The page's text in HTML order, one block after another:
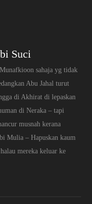
Suci
sahaja yg tidak
Abu Jahal turut
di Akhirat di lepaskan
di Neraka – tapi
musnah kerana
Mulia – Hapuskan kaum
mereka keluar ke